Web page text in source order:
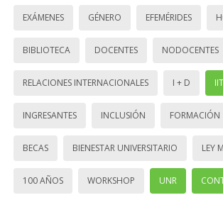
EXÁMENES GÉNERO EFEMÉRIDES
BIBLIOTECA DOCENTES NODOCENTES
RELACIONES INTERNACIONALES I + D
INGRESANTES INCLUSIÓN FORMACIÓN
BECAS BIENESTAR UNIVERSITARIO LEY
100 AÑOS WORKSHOP UNR